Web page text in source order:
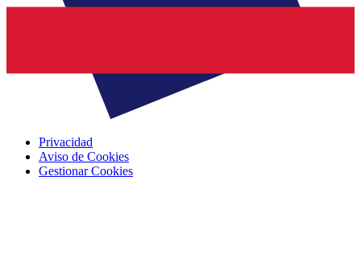
Privacidad
Aviso de Cookies
Gestionar Cookies